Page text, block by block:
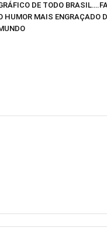
DE TODO
HUMOR MAIS ENGRAÇADO